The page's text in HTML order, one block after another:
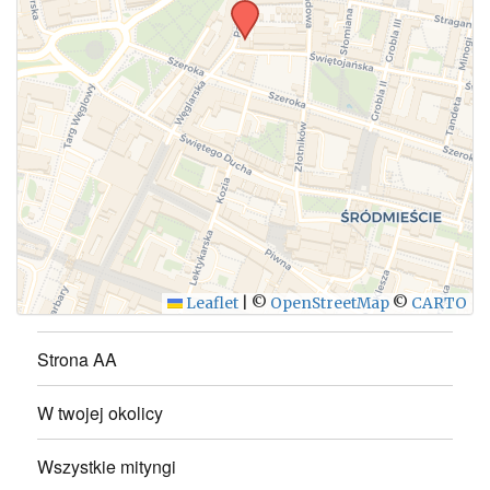
WYŚLIJ
Leaflet © OpenStreetMap © CARTO
Strona AA
W twojej okolicy
Wszystkie mityngi